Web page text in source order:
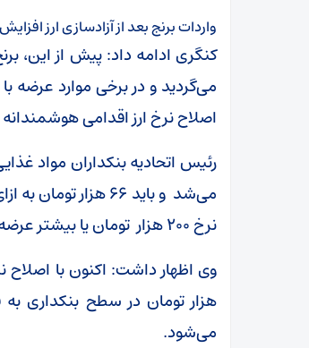
واردات برنج بعد از آزادسازی ارز
می‌گردید و در برخی موارد
اصلاح نرخ ارز اقدامی
می‌شد و باید ۶۶
نرخ ۲۰۰ هزار تومان یا بیشتر عرضه می شد.
می‌شود.